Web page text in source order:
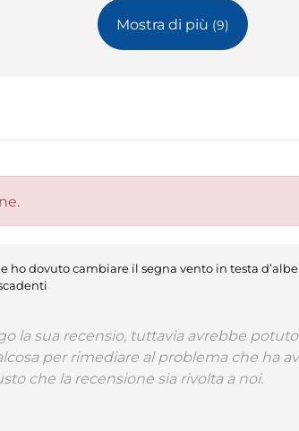
Mostra di più (9)
ho dovuto cambiare il segna vento in testa
la sua recensio, tuttavia avrebbe
per rimediare al problema che ha
che la recensione sia rivolta a noi.